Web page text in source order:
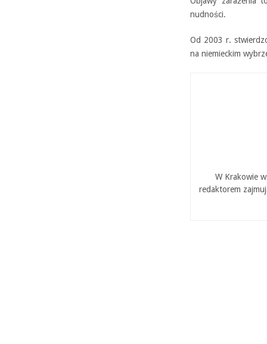
nudności.
Od 2003 r.
na niemieckim
W Krakowie
redaktorem